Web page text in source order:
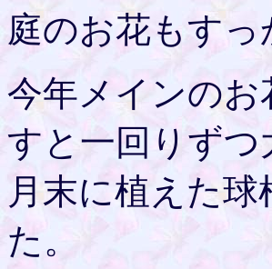
庭のお花もす
今年メインの
すと一回りず
月末に植えた
た。